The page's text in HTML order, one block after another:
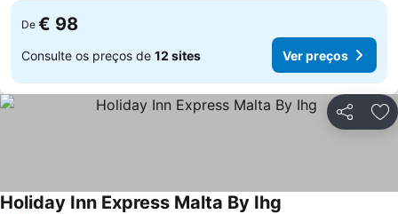
De € 98
Consulte os preços de 12 sites Ver preços
Partilhar
Holiday Inn Express Malta By Ihg